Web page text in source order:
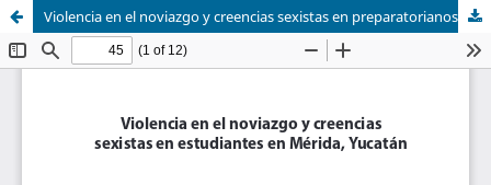
Violencia en el noviazgo y creencias sexistas en preparatorianos en Mérida, Yucatán